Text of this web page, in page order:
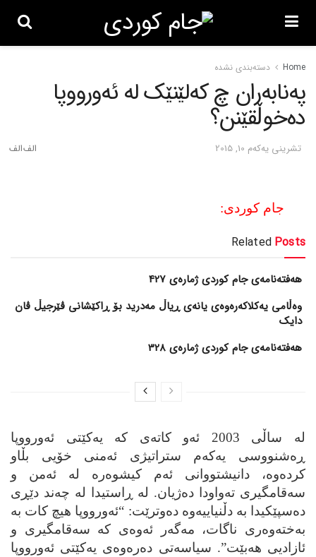
Home دسته‌بندی نشده
په‌نابه‌ران چ که‌لێنێک له‌ ئه‌ورووپا
ده‌خوڵقێنن؟
تشرینی یه‌كه‌م 10, 2015
جام کوردی:
Related Posts
هەفتەنامەی جام کوردی ژمارەی 427
وەڵامی یەکلاکەرەوەی یانەی ڕیاڵ مەدرید بۆ ڕاکێشانی ڤێرجیڵ ڤان
دایک
هەفتەنامەی جام کوردی ژمارەی 328
له‌ ساڵی 2003 ئه‌و کاته‌ی که‌ یه‌کێتی ئه‌ورووپا
ڕه‌شنووسی یه‌که‌م ستراتیژی ئه‌منی خۆیی بڵاو
کرده‌وه‌، دانیشتووانی ئه‌م کیشوه‌ره‌ له‌ ئه‌من و
سه‌قامگیری ته‌واودا ده‌ژیان. له‌ ڕاستیدا له‌ چه‌ند دێڕی
ده‌سپێکیدا به‌ دڵنیاییه‌وه‌ ده‌وترێت: “ئه‌ورووپا هیچ کات به‌
به‌خته‌وه‌ری ناگات، مه‌گه‌ر ئه‌وه‌ی که‌ سه‌قامگیری و
ئازادیی هه‌بێت”. سیاسه‌تی ده‌ره‌وه‌ی یه‌کێتی ئه‌ورووپا